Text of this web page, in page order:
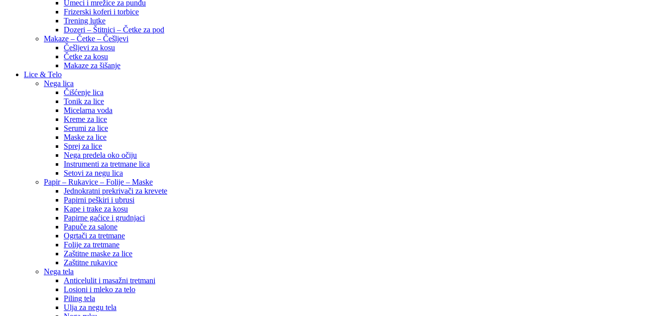
Umeci i mrežice za punđu
Frizerski koferi i torbice
Trening lutke
Dozeri – Štitnici – Četke za pod
Makaze – Četke – Češljevi
Češljevi za kosu
Četke za kosu
Makaze za šišanje
Lice & Telo
Nega lica
Čišćenje lica
Tonik za lice
Micelarna voda
Kreme za lice
Serumi za lice
Maske za lice
Sprej za lice
Nega predela oko očiju
Instrumenti za tretmane lica
Setovi za negu lica
Papir – Rukavice – Folije – Maske
Jednokratni prekrivači za krevete
Papirni peškiri i ubrusi
Kape i trake za kosu
Papirne gaćice i grudnjaci
Papuče za salone
Ogrtači za tretmane
Folije za tretmane
Zaštitne maske za lice
Zaštitne rukavice
Nega tela
Anticelulit i masažni tretmani
Losioni i mleko za telo
Piling tela
Ulja za negu tela